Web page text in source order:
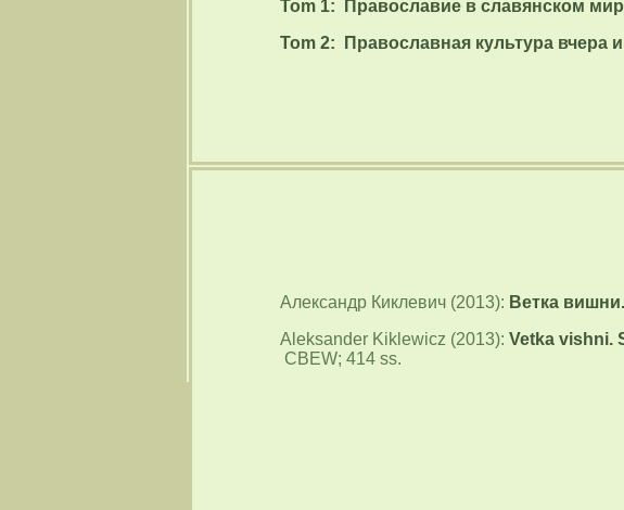
Tom 1: Православие в славянском
Tom 2: Православная культура вчера
Александр Киклевич (2013): Ветка
Aleksander Kiklewicz (2013): Vetka vishni.
CBEW; 414 ss.